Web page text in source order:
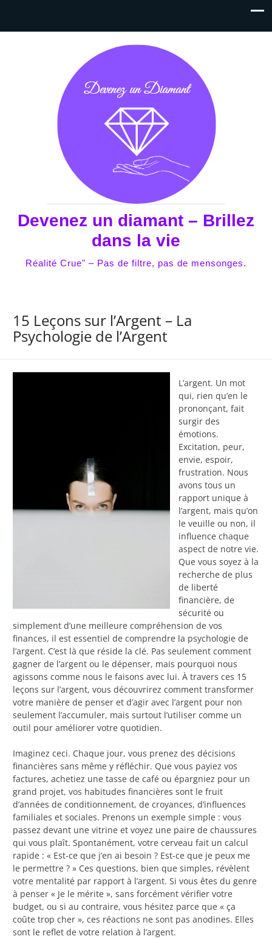
Devenez un diamant – Brillez
dans la vie
Réalité Crue" – Pas de filtre, pas de mensonges.
15 Leçons sur l’Argent – La
Psychologie de l’Argent
L’argent. Un mot
qui, rien qu’en le
prononçant, fait
surgir des
émotions.
Excitation, peur,
envie, espoir,
frustration. Nous
avons tous un
rapport unique à
l’argent, mais qu’on
le veuille ou non, il
influence chaque
aspect de notre vie.
Que vous soyez à la
recherche de plus
de liberté
financière, de
sécurité ou
simplement d’une meilleure compréhension de vos
finances, il est essentiel de comprendre la psychologie de
l’argent. C’est là que réside la clé. Pas seulement comment
gagner de l’argent ou le dépenser, mais pourquoi nous
agissons comme nous le faisons avec lui. À travers ces 15
leçons sur l’argent, vous découvrirez comment transformer
votre manière de penser et d’agir avec l’argent pour non
seulement l’accumuler, mais surtout l’utiliser comme un
outil pour améliorer votre quotidien.
Imaginez ceci. Chaque jour, vous prenez des décisions
financières sans même y réfléchir. Que vous payiez vos
factures, achetiez une tasse de café ou épargniez pour un
grand projet, vos habitudes financières sont le fruit
d’années de conditionnement, de croyances, d’influences
familiales et sociales. Prenons un exemple simple : vous
passez devant une vitrine et voyez une paire de chaussures
qui vous plaît. Spontanément, votre cerveau fait un calcul
rapide : « Est-ce que j’en ai besoin ? Est-ce que je peux me
le permettre ? » Ces questions, bien que simples, révèlent
votre mentalité par rapport à l’argent. Si vous êtes du genre
à penser « Je le mérite », sans forcément vérifier votre
budget, ou si au contraire, vous hésitez parce que « ça
coûte trop cher », ces réactions ne sont pas anodines. Elles
sont le reflet de votre relation à l’argent.